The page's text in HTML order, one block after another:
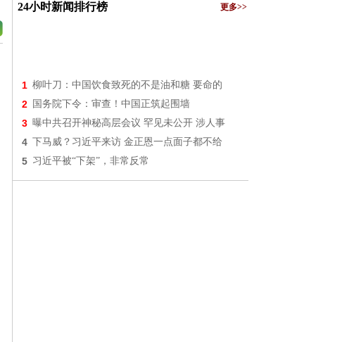
24小时新闻排行榜 更多>>
1 柳叶刀：中国饮食致死的不是油和糖 要命的
2 国务院下令：审查！中国正筑起围墙
3 曝中共召开神秘高层会议 罕见未公开 涉人事
4 下马威？习近平来访 金正恩一点面子都不给
5 习近平被“下架”，非常反常